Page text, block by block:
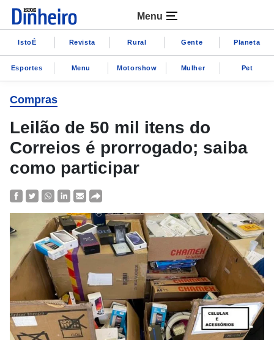
Menu
IstoÉ Revista Rural Gente Planeta
Esportes Menu Motorshow Mulher Pet
Compras
Leilão de 50 mil itens do
Correios é prorrogado; saiba
como participar